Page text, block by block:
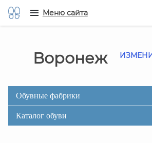
Меню сайта
Воронеж
Обувные фабрики
Каталог обуви